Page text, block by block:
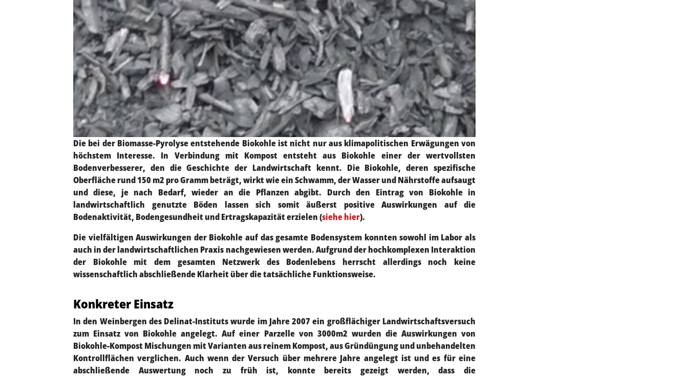
Die bei der Biomasse-Pyrolyse entstehende Biokohle ist nicht nur aus klimapolitischen Erwägungen von
höchstem Interesse. In Verbindung mit Kompost entsteht aus Biokohle einer der wertvollsten
Bodenverbesserer, den die Geschichte der Landwirtschaft kennt. Die Biokohle, deren spezifische
Oberfläche rund 150 m2 pro Gramm beträgt, wirkt wie ein Schwamm, der Wasser und Nährstoffe aufsaugt
und diese, je nach Bedarf, wieder an die Pflanzen abgibt. Durch den Eintrag von Biokohle in
landwirtschaftlich genutzte Böden lassen sich somit äußerst positive Auswirkungen auf die
Bodenaktivität, Bodengesundheit und Ertragskapazität erzielen (siehe hier).
Die vielfältigen Auswirkungen der Biokohle auf das gesamte Bodensystem konnten sowohl im Labor als
auch in der landwirtschaftlichen Praxis nachgewiesen werden. Aufgrund der hochkomplexen Interaktion
der Biokohle mit dem gesamten Netzwerk des Bodenlebens herrscht allerdings noch keine
wissenschaftlich abschließende Klarheit über die tatsächliche Funktionsweise.
Konkreter Einsatz
In den Weinbergen des Delinat-Instituts wurde im Jahre 2007 ein großflächiger Landwirtschaftsversuch
zum Einsatz von Biokohle angelegt. Auf einer Parzelle von 3000m2 wurden die Auswirkungen von
Biokohle-Kompost Mischungen mit Varianten aus reinem Kompost, aus Gründüngung und unbehandelten
Kontrollflächen verglichen. Auch wenn der Versuch über mehrere Jahre angelegt ist und es für eine
abschließende Auswertung noch zu früh ist, konnte bereits gezeigt werden, dass die